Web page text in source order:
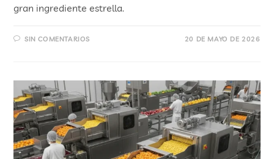
gran ingrediente estrella.
SIN COMENTARIOS 20 DE MAYO DE 2026